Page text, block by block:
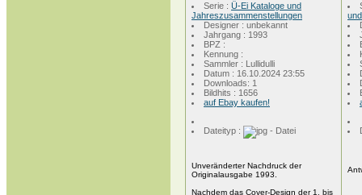
Serie : Ü-Ei Kataloge und
Jahreszusammenstellungen
Designer : unbekannt
Jahrgang : 1993
BPZ :
Kennung :
Sammler : Lullidulli
Datum : 16.10.2024 23:55
Downloads: 1
Bildhits : 1656
auf Ebay kaufen!
Dateityp :
Unveränderter Nachdruck der
Originalausgabe 1993.
Nachdem das Cover-Design der 1. bis